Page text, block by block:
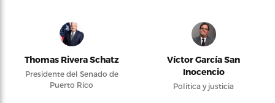
Thomas Rivera Schatz
Presidente del Senado de
Puerto Rico
Víctor García San
Inocencio
Política y justicia